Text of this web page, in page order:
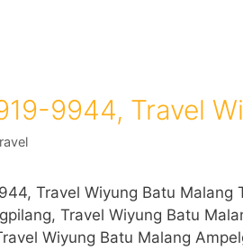
9944, Travel
Travel Wiyung Batu Malang
Travel Wiyung Batu
Wiyung Batu Malang